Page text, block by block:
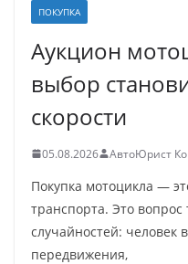
ПОКУПКА
Аукцион
выбор
скорости
05.08.2026 АвтоЮрист
Покупка мотоцикла —
транспорта. Это
случайностей: человек
передвижения,